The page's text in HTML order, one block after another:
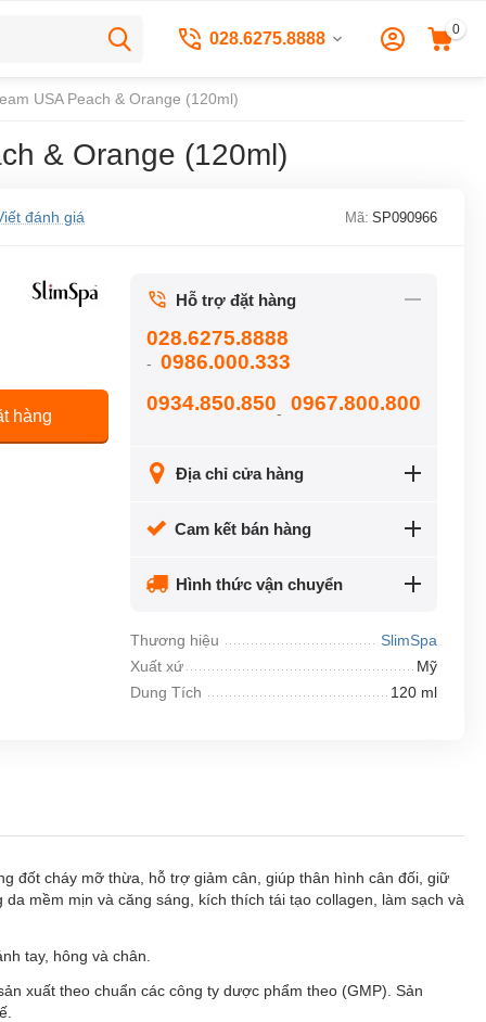
028.6275.8888 0
USA Peach & Orange (120ml)
& Orange (120ml)
đánh giá Mã: SP090966
hàng
Hỗ trợ đặt hàng
028.6275.8888
- 0986.000.333
0934.850.850- 0967.800.800
Địa chỉ cửa hàng
Cam kết bán hàng
Hình thức vận chuyển
Thương hiệu
SlimSpa
Xuất xứ
Mỹ
Dung Tích
120 ml
đốt cháy mỡ thừa, hỗ trợ giảm cân, giúp thân hình cân đối, giữ
mềm mịn và căng sáng, kích thích tái tạo collagen, làm sạch và
tay, hông và chân.
xuất theo chuẩn các công ty dược phẩm theo (GMP). Sản